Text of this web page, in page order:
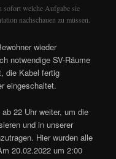
sofort welche Aufgabe sie
nachschauen zu müssen.
wieder
notwendige SV-Räume
die Kabel fertig
eingeschaltet.
22 Uhr weiter, um die
und in unserer
Hier wurden alle
20.02.2022 um 2:00